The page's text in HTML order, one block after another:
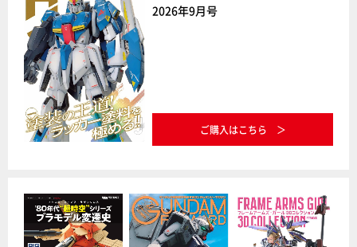
2026年9月号
ご購入はこちら